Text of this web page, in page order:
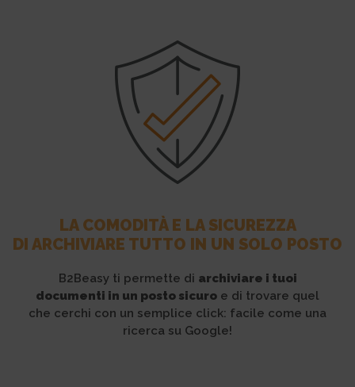
LA COMODITÀ E LA SICUREZZA
DI ARCHIVIARE TUTTO IN UN SOLO POSTO
B2Beasy ti permette di archiviare i tuoi
documenti in un posto sicuro e di trovare quel
che cerchi con un semplice click: facile come una
ricerca su Google!